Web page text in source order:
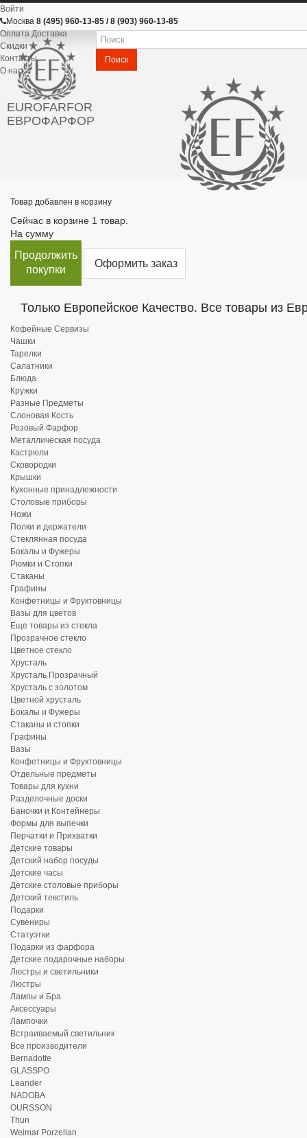
Войти
Москва 8 (495) 960-13-85 / 8 (903) 960-13-85
Оплата Доставка
Скидки
Контакты
О нас
EUROFARFOR
ЕВРОФАРФОР
Поиск
Товар добавлен в корзину
Сейчас в корзине 1 товар.
На сумму
Продолжить
покупки
Оформить заказ
Только Европейское Качество. Все товары из
Кофейные Сервизы
Чашки
Тарелки
Салатники
Блюда
Кружки
Разные Предметы
Слоновая Кость
Розовый Фарфор
Металлическая посуда
Кастрюли
Сковородки
Крышки
Кухонные принадлежности
Столовые приборы
Ножи
Полки и держатели
Стеклянная посуда
Бокалы и Фужеры
Рюмки и Стопки
Стаканы
Графины
Конфетницы и Фруктовницы
Вазы для цветов
Еще товары из стекла
Прозрачное стекло
Цветное стекло
Хрусталь
Хрусталь Прозрачный
Хрусталь с золотом
Цветной хрусталь
Бокалы и Фужеры
Стаканы и стопки
Графины
Вазы
Конфетницы и Фруктовницы
Отдельные предметы
Товары для кухни
Разделочные доски
Баночки и Контейнеры
Формы для выпечки
Перчатки и Прихватки
Детские товары
Детский набор посуды
Детские часы
Детские столовые приборы
Детский текстиль
Подарки
Сувениры
Статуэтки
Подарки из фарфора
Детские подарочные наборы
Люстры и светильники
Люстры
Лампы и Бра
Аксессуары
Лампочки
Встраиваемый светильник
Все производители
Bernadotte
GLASSPO
Leander
NADOBA
OURSSON
Thun
Weimar Porzellan